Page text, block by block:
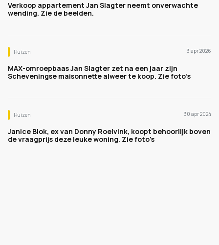
Verkoop appartement Jan Slagter neemt onverwachte
wending. Zie de beelden.
Huizen 3 apr 2026
MAX-omroepbaas Jan Slagter zet na een jaar zijn
Scheveningse maisonnette alweer te koop. Zie foto’s
Huizen 30 apr 2024
Janice Blok, ex van Donny Roelvink, koopt behoorlijk boven
de vraagprijs deze leuke woning. Zie foto's